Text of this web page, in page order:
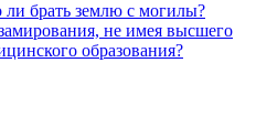
брать землю с могилы?
не имея высшего
образования?